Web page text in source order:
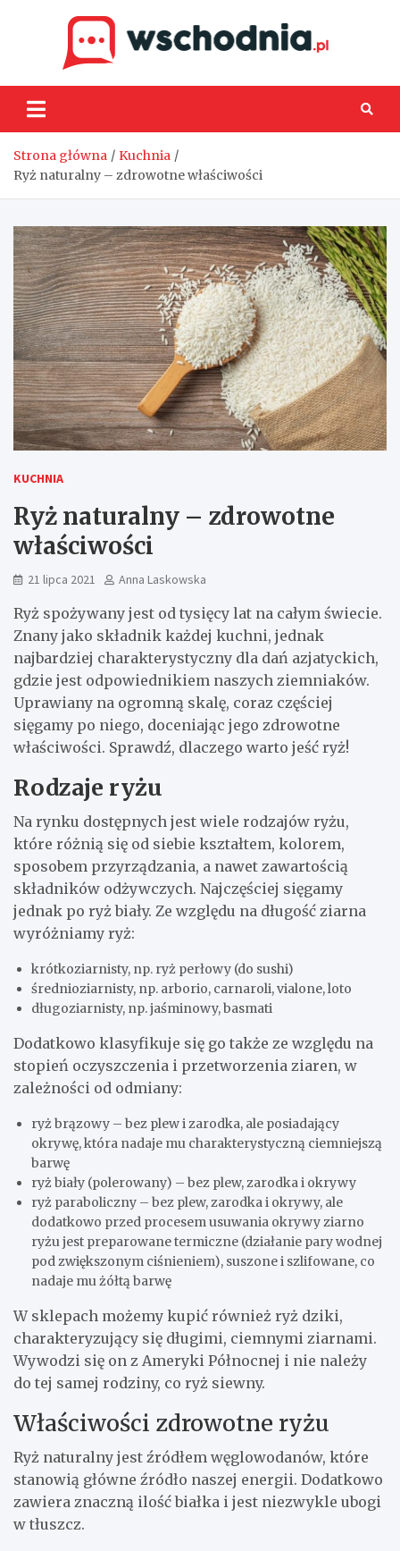
Strona główna
Kuchnia
Ryż naturalny – zdrowotne właściwości
KUCHNIA
Ryż naturalny – zdrowotne
właściwości
21 lipca 2021 Anna Laskowska
Ryż spożywany jest od tysięcy lat na całym świecie.
Znany jako składnik każdej kuchni, jednak
najbardziej charakterystyczny dla dań azjatyckich,
gdzie jest odpowiednikiem naszych ziemniaków.
Uprawiany na ogromną skalę, coraz częściej
sięgamy po niego, doceniając jego zdrowotne
właściwości. Sprawdź, dlaczego warto jeść ryż!
Rodzaje ryżu
Na rynku dostępnych jest wiele rodzajów ryżu,
które różnią się od siebie kształtem, kolorem,
sposobem przyrządzania, a nawet zawartością
składników odżywczych. Najczęściej sięgamy
jednak po ryż biały. Ze względu na długość ziarna
wyróżniamy ryż:
krótkoziarnisty, np. ryż perłowy (do sushi)
średnioziarnisty, np. arborio, carnaroli, vialone, loto
długoziarnisty, np. jaśminowy, basmati
Dodatkowo klasyfikuje się go także ze względu na
stopień oczyszczenia i przetworzenia ziaren, w
zależności od odmiany:
ryż brązowy – bez plew i zarodka, ale posiadający
okrywę, która nadaje mu charakterystyczną ciemniejszą
barwę
ryż biały (polerowany) – bez plew, zarodka i okrywy
ryż paraboliczny – bez plew, zarodka i okrywy, ale
dodatkowo przed procesem usuwania okrywy ziarno
ryżu jest preparowane termiczne (działanie pary wodnej
pod zwiększonym ciśnieniem), suszone i szlifowane, co
nadaje mu żółtą barwę
W sklepach możemy kupić również ryż dziki,
charakteryzujący się długimi, ciemnymi ziarnami.
Wywodzi się on z Ameryki Północnej i nie należy
do tej samej rodziny, co ryż siewny.
Właściwości zdrowotne ryżu
Ryż naturalny jest źródłem węglowodanów, które
stanowią główne źródło naszej energii. Dodatkowo
zawiera znaczną ilość białka i jest niezwykle ubogi
w tłuszcz.